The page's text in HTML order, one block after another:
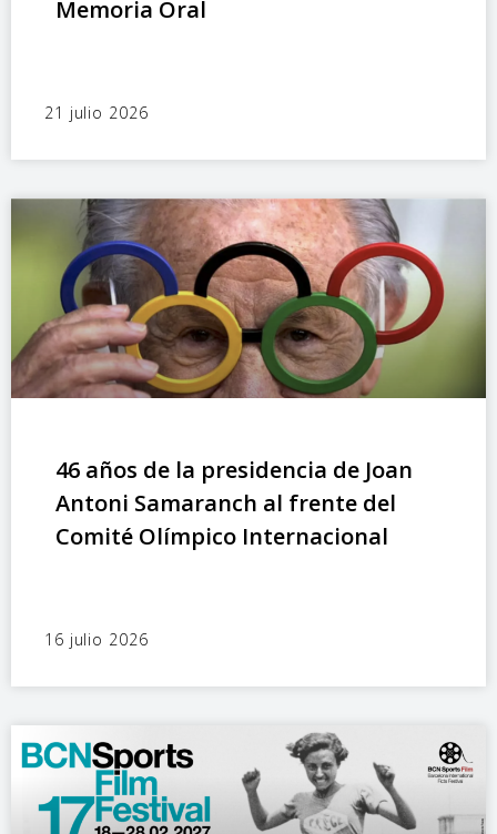
Memoria Oral
21 julio 2026
46 años de la presidencia de Joan
Antoni Samaranch al frente del
Comité Olímpico Internacional
16 julio 2026